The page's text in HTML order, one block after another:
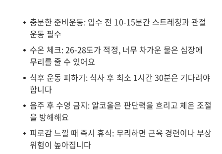
충분한 준비운동: 입수 전 10-15분간 스트레칭과 관절
운동 필수
수온 체크: 26-28도가 적정, 너무 차가운 물은 심장에
무리를 줄 수 있어요
식후 운동 피하기: 식사 후 최소 1시간 30분은 기다려야
합니다
음주 후 수영 금지: 알코올은 판단력을 흐리고 체온 조절
을 방해해요
피로감 느낄 때 즉시 휴식: 무리하면 근육 경련이나 부상
위험이 높아집니다